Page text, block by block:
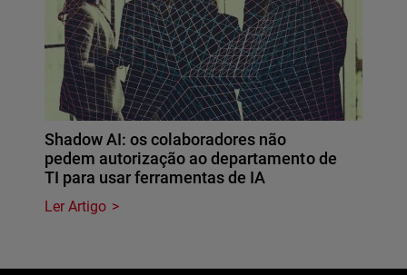
Shadow AI: os colaboradores não
pedem autorização ao departamento de
TI para usar ferramentas de IA
Ler Artigo